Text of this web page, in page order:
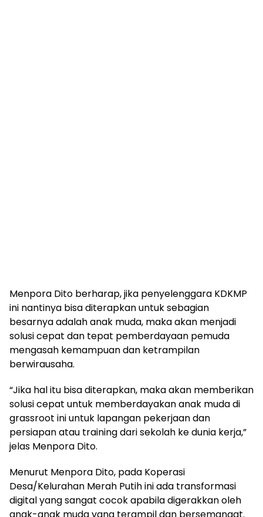
Menpora Dito berharap, jika penyelenggara KDKMP
ini nantinya bisa diterapkan untuk sebagian
besarnya adalah anak muda, maka akan menjadi
solusi cepat dan tepat pemberdayaan pemuda
mengasah kemampuan dan ketrampilan
berwirausaha.
“Jika hal itu bisa diterapkan, maka akan memberikan
solusi cepat untuk memberdayakan anak muda di
grassroot ini untuk lapangan pekerjaan dan
persiapan atau training dari sekolah ke dunia kerja,”
jelas Menpora Dito.
Menurut Menpora Dito, pada Koperasi
Desa/Kelurahan Merah Putih ini ada transformasi
digital yang sangat cocok apabila digerakkan oleh